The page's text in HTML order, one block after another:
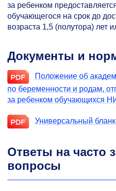
за ребенком
обучающегося на срок до
возраста 1,5 (полутора) лет
Документы и
Положение об
по беременности и родам,
за ребенком обучающихся
Универсальный
Ответы на часто
вопросы